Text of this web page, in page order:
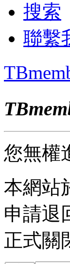
搜索
聯繫
您無權
本網站
申請退
正式關